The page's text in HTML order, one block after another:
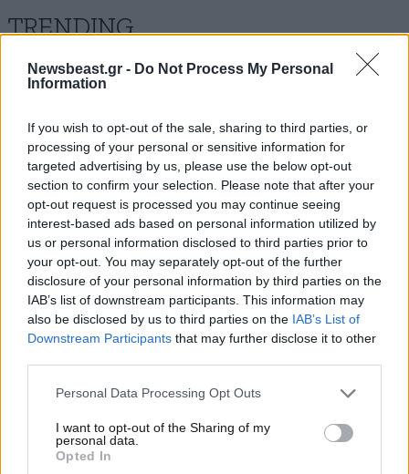
Newsbeast.gr - Do Not Process My Personal
Information
If you wish to opt-out of the sale, sharing to third parties, or
processing of your personal or sensitive information for
targeted advertising by us, please use the below opt-out
section to confirm your selection. Please note that after your
opt-out request is processed you may continue seeing
interest-based ads based on personal information utilized by
us or personal information disclosed to third parties prior to
your opt-out. You may separately opt-out of the further
disclosure of your personal information by third parties on the
IAB’s list of downstream participants. This information may
also be disclosed by us to third parties on the IAB’s List of
Downstream Participants that may further disclose it to other
Please note that this website/app uses one or more Google
not limited to your visit or usage behaviour. You may click to
grant or deny consent to Google and its third-party tags to
use your data for below specified purposes in below Google
Personal Data Processing Opt Outs
I want to opt-out of the Sharing of my
personal data.
Opted In
TRENDING
10·08·2026 00:07
Σαν σήμερα 10 Αυγούστου: Η Ελλάδα αγγίζει
πέντε θαλασσών»